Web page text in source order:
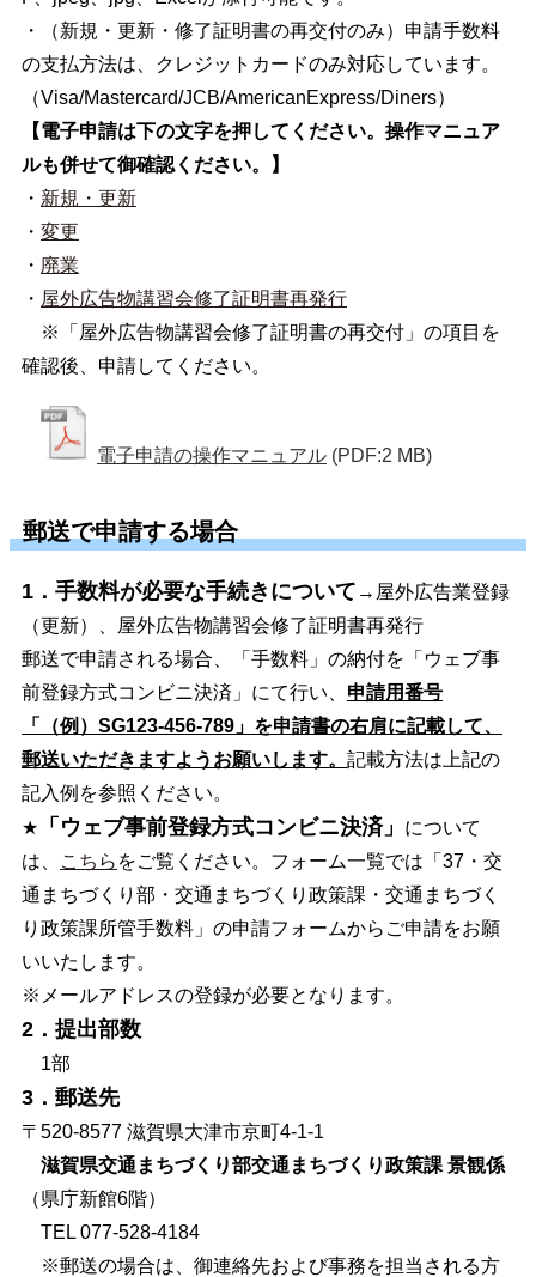
・（新規・更新・修了証明書の再交付のみ）申請手数料
の支払方法は、クレジットカードのみ対応しています。
（Visa/Mastercard/JCB/AmericanExpress/Diners）
【電子申請は下の文字を押してください。 操作マニュア
ルも併せて御確認ください。
】
・ 新規・更新
・ 変更
・ 廃業
・ 屋外広告物講習会修了証明書再発行
※「屋外広告物講習会修了証明書の再交付」の項目を
確認後、申請してください。
電子申請の操作マニュアル (PDF:2 MB)
郵送で申請する場合
1．手数料が必要な手続きについて →屋外広告業登録
（更新）、屋外広告物講習会修了証明書再発行
郵送で申請される場合、「手数料」の納付を「ウェブ事
前登録方式コンビニ決済」にて行い、 申請用番号
「（例）SG123-456-789」を申請書の右肩に記載して、
郵送いただきますようお願いします。 記載方法は上記の
記入例を参照ください。
★
「ウェブ事前登録方式コンビニ決済」
について
は、
こちら をご覧ください。フォーム一覧では「37・交
通まちづくり部・交通まちづくり政策課・交通まちづく
り政策課所管手数料」の申請フォームからご申請をお願
いいたします。
※メールアドレスの登録が必要となります。
2．提出部数
1部
3．郵送先
〒520-8577 滋賀県大津市京町4-1-1
滋賀県交通まちづくり部交通まちづくり政策課 景観係
（県庁新館6階）
TEL 077-528-4184
※郵送の場合は、御連絡先および事務を担当される方